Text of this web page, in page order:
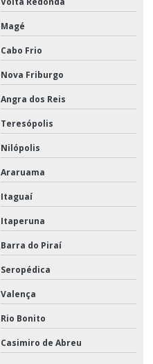
Magé
Cabo Frio
Nova Friburgo
Angra dos Reis
Teresópolis
Nilópolis
Araruama
Itaguaí
Itaperuna
Barra do Piraí
Seropédica
Valença
Rio Bonito
Casimiro de Abreu